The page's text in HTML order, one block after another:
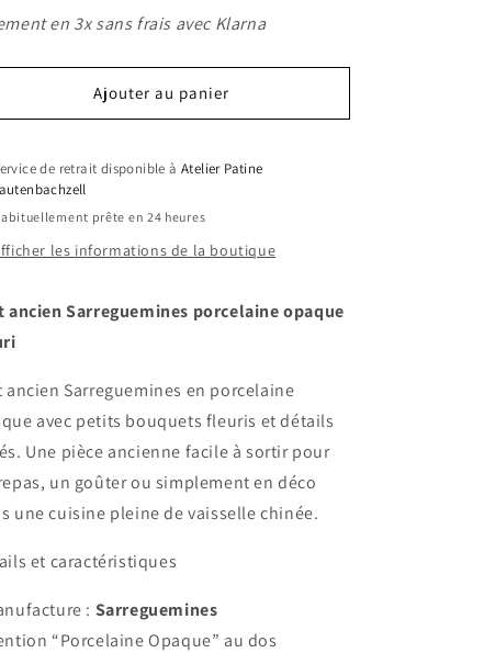
en 3x sans frais avec Klarna
Ajouter au panier
de retrait disponible à Atelier Patine
prête en 24 heures
les informations de la boutique
ancien Sarreguemines porcelaine opaque
ancien Sarreguemines en porcelaine
avec petits bouquets fleuris et détails
Une pièce ancienne facile à sortir pour
un goûter ou simplement en déco
une cuisine pleine de vaisselle chinée.
et caractéristiques
: Sarreguemines
“Porcelaine Opaque” au dos